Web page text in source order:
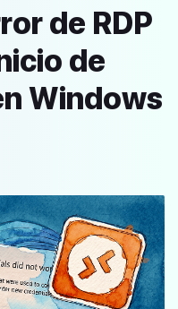
de RDP
de
Windows